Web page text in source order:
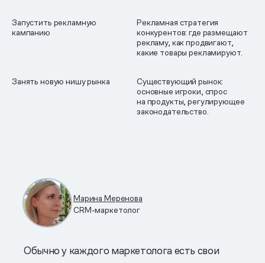
Запустить рекламную
кампанию
Рекламная стратегия
конкурентов: где размещают
рекламу, как продвигают,
какие товары рекламируют.
Занять новую нишу рынка
Существующий рынок:
основные игроки, спрос
на продукты, регулирующее
законодательство.
Марина Меренова
CRM-маркетолог
Обычно у каждого маркетолога есть свои